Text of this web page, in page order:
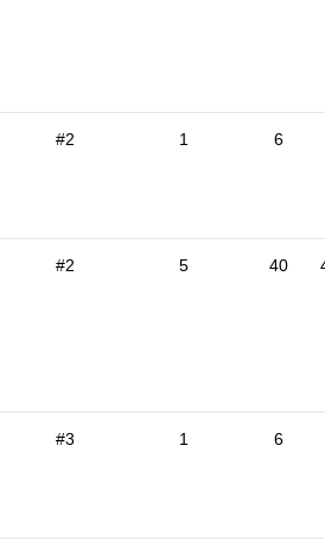
#2 1 6
#2 5 40
#3 1 6